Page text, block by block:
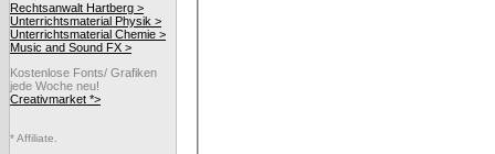
Rechtsanwalt Hartberg >
Unterrichtsmaterial Physik >
Unterrichtsmaterial Chemie >
Music and Sound FX >
Kostenlose Fonts/ Grafiken
jede Woche neu!
Creativmarket *>
* Affiliate.